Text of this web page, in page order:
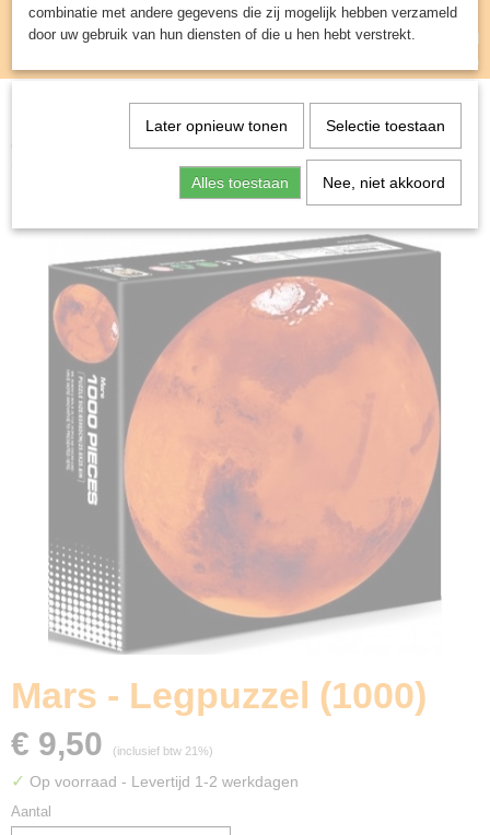
Inloggen Registreren
UW WINKELWAGEN
(0)
Spellen & Puzzels> Puzzels >Mars - Legpuzzel
Mars - Legpuzzel (1000)
€ 9,50 (inclusief btw 21%)
✓ Op voorraad - Levertijd 1-2 werkdagen
Aantal
combinatie met andere gegevens die zij mogelijk hebben verzameld
door uw gebruik van hun diensten of die u hen hebt verstrekt.
Later opnieuw tonen Selectie toestaan
Alles toestaan Nee, niet akkoord